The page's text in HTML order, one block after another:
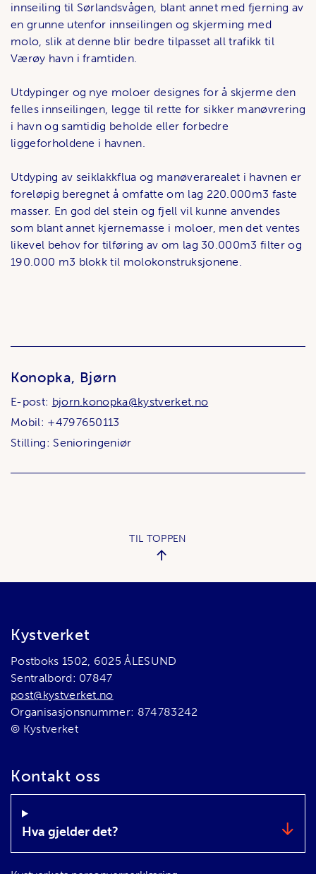
innseiling til Sørlandsvågen, blant annet med fjerning av
en grunne utenfor innseilingen og skjerming med
molo, slik at denne blir bedre tilpasset all trafikk til
Værøy havn i framtiden.
Utdypinger og nye moloer designes for å skjerme den
felles innseilingen, legge til rette for sikker manøvrering
i havn og samtidig beholde eller forbedre
liggeforholdene i havnen.
Utdyping av seiklakkflua og manøverarealet i havnen er
foreløpig beregnet å omfatte om lag 220.000m3 faste
masser. En god del stein og fjell vil kunne anvendes
som blant annet kjernemasse i moloer, men det ventes
likevel behov for tilføring av om lag 30.000m3 filter og
190.000 m3 blokk til molokonstruksjonene.
Konopka, Bjørn
E-post: bjorn.konopka@kystverket.no
Mobil: +4797650113
Stilling: Senioringeniør
TIL TOPPEN
Bunnområde
Kystverket
Postboks 1502, 6025 ÅLESUND
Sentralbord: 07847
post@kystverket.no
Organisasjonsnummer: 874783242
© Kystverket
Kontakt oss
Hva gjelder det?